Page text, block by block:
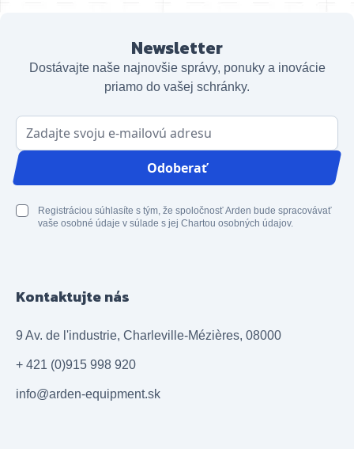
Newsletter
Dostávajte naše najnovšie správy, ponuky a inovácie
priamo do vašej schránky.
E-mailová adresa
Odoberať
Registráciou súhlasíte s tým, že spoločnosť Arden bude spracovávať
vaše osobné údaje v súlade s jej Chartou osobných údajov.
Kontaktujte nás
9 Av. de l'industrie, Charleville-Mézières, 08000
+ 421 (0)915 998 920
info@arden-equipment.sk